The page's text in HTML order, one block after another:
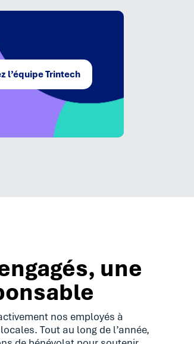
l’équipe Trintech
une
nos employés à
Tout au long de l’année,